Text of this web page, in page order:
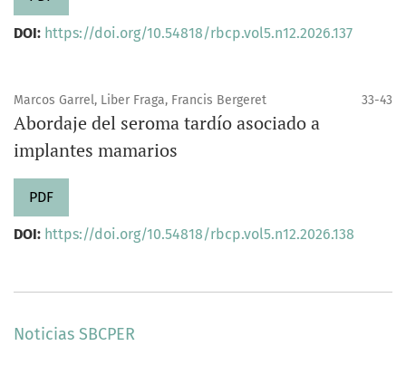
DOI: https://doi.org/10.54818/rbcp.vol5.n12.2026.137
Marcos Garrel, Liber Fraga, Francis Bergeret 33-43
Abordaje del seroma tardío asociado a
implantes mamarios
PDF
DOI: https://doi.org/10.54818/rbcp.vol5.n12.2026.138
Noticias SBCPER